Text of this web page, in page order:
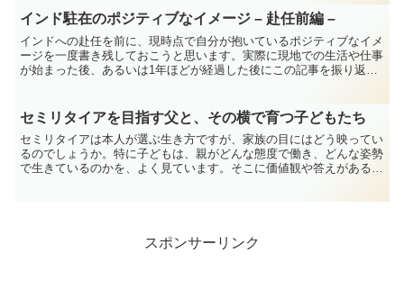
インド駐在のポジティブなイメージ – 赴任前編 –
インドへの赴任を前に、現時点で自分が抱いているポジティブなイメ
ージを一度書き残しておこうと思います。実際に現地での生活や仕事
が始まった後、あるいは1年ほどが経過した後にこの記事を振り返
セミリタイアを目指す父と、その横で育つ子どもたち
セミリタイアは本人が選ぶ生き方ですが、家族の目にはどう映ってい
るのでしょうか。特に子どもは、親がどんな態度で働き、どんな姿勢
で生きているのかを、よく見ています。そこに価値観や答えがあるか
スポンサーリンク